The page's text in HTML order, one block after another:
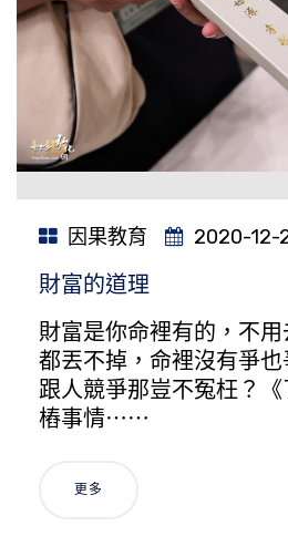
因果教育 2020-12-
財富的道理
財富是你命裡有的，不
都丟不掉，命裡沒有爭
跟人競爭那豈不冤枉？
樁事情⋯⋯
更多